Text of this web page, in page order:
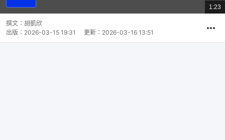
片
總
共
1:23
撰文： 胡凱欣
出版： 2026-03-15 19:31 更新： 2026-03-16 13:51